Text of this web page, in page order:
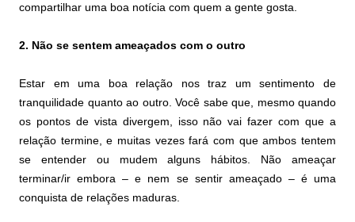
compartilhar uma boa notícia com quem a gente gosta.
2. Não se sentem ameaçados com o outro
Estar em uma boa relação nos traz um sentimento de
tranquilidade quanto ao outro. Você sabe que, mesmo quando
os pontos de vista divergem, isso não vai fazer com que a
relação termine, e muitas vezes fará com que ambos tentem
se entender ou mudem alguns hábitos. Não ameaçar
terminar/ir embora – e nem se sentir ameaçado – é uma
conquista de relações maduras.